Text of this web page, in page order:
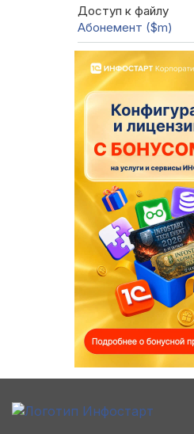
Доступ к файлу
Абонемент ($m)